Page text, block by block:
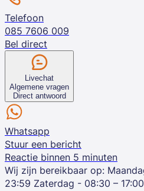
Telefoon
085 7606 009
Bel direct
Livechat
Algemene vragen
Direct antwoord
Whatsapp
Stuur een bericht
Reactie binnen 5 minuten
Wij zijn bereikbaar op:
23:59 Zaterdag - 08:30 – 17:00